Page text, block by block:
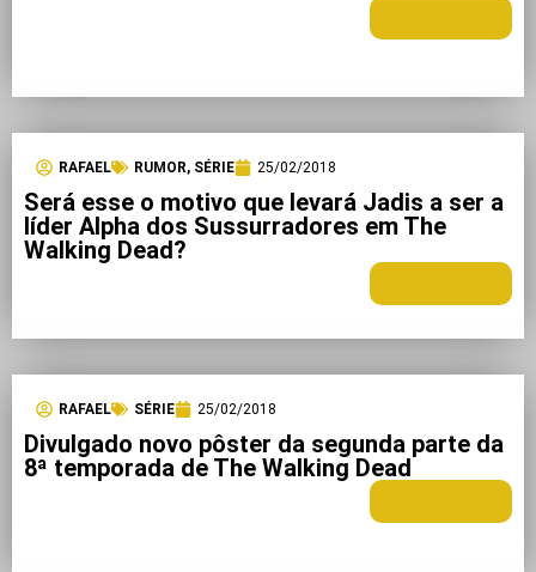
RAFAEL RUMOR, SÉRIE 25/02/2018
Será esse o motivo que levará Jadis a ser a
líder Alpha dos Sussurradores em The
Walking Dead?
RAFAEL SÉRIE 25/02/2018
Divulgado novo pôster da segunda parte da
8ª temporada de The Walking Dead